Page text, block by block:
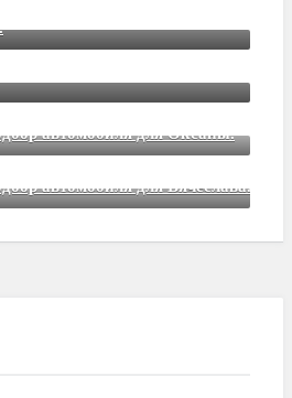
автомобиля для Дмитрия
автомобиля для Оксаны.
автомобиля для Вячеслава.